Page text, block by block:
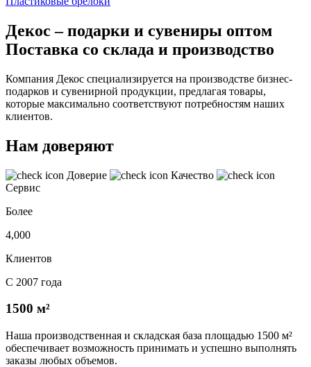
Декос – подарки и сувениры оптом
Поставка со склада и производство
Компания Декос специализируется на производстве бизнес-
подарков и сувенирной продукции, предлагая товары,
которые максимально соответствуют потребностям наших
клиентов.
Нам доверяют
Доверие
Качество
Сервис
Более
4,000
Клиентов
С 2007 года
1500 м²
Наша производственная и складская база площадью 1500 м²
обеспечивает возможность принимать и успешно выполнять
заказы любых объемов.